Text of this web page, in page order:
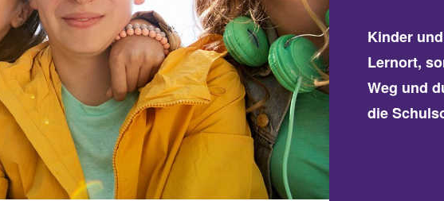
Kinder
Lernort,
Weg und
die